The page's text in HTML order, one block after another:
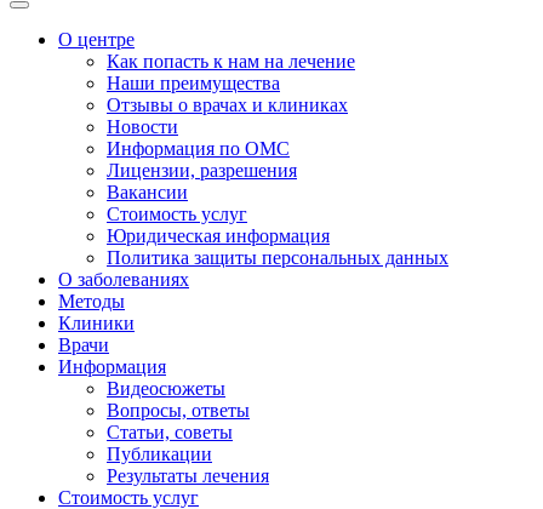
О центре
Как попасть к нам на лечение
Наши преимущества
Отзывы о врачах и клиниках
Новости
Информация по ОМС
Лицензии, разрешения
Вакансии
Стоимость услуг
Юридическая информация
Политика защиты персональных данных
О заболеваниях
Методы
Клиники
Врачи
Информация
Видеосюжеты
Вопросы, ответы
Статьи, советы
Публикации
Результаты лечения
Стоимость услуг